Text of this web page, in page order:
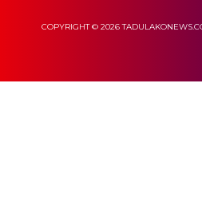
COPYRIGHT © 2026